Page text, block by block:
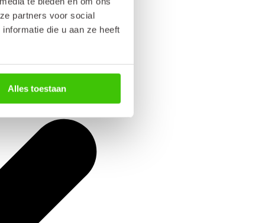
partners voor social
die u aan ze heeft
Alles toestaan